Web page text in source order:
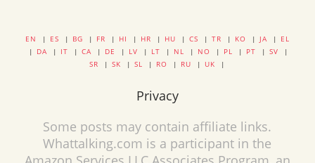
EN | ES | BG | FR | HI | HR | HU | CS | TR | KO | JA | EL
| DA | IT | CA | DE | LV | LT | NL | NO | PL | PT | SV |
SR | SK | SL | RO | RU | UK |
Privacy
Some posts may contain affiliate links.
Whattalking.com is a participant in the